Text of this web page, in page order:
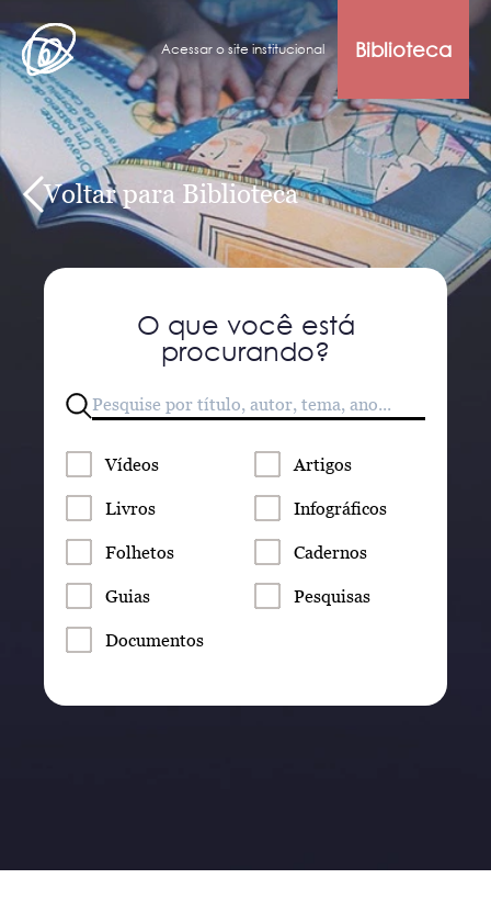
Acessar o site institucional Biblioteca
Voltar para Biblioteca
O que você está
procurando?
Vídeos Artigos
Livros Infográficos
Folhetos Cadernos
Guias Pesquisas
Documentos